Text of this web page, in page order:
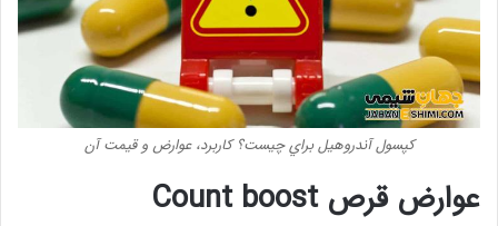
کپسول آندروهيل براي چيست؟ کاربرد، عوارض و قيمت آن
عوارض قرص Count boost